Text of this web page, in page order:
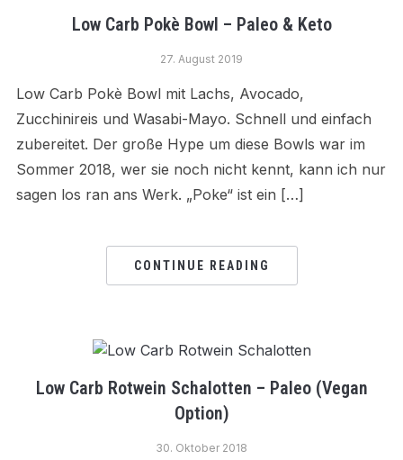
Low Carb Pokè Bowl – Paleo & Keto
27. August 2019
Low Carb Pokè Bowl mit Lachs, Avocado,
Zucchinireis und Wasabi-Mayo. Schnell und einfach
zubereitet. Der große Hype um diese Bowls war im
Sommer 2018, wer sie noch nicht kennt, kann ich nur
sagen los ran ans Werk. „Poke“ ist ein […]
CONTINUE READING
Low Carb Rotwein Schalotten – Paleo (Vegan
Option)
30. Oktober 2018